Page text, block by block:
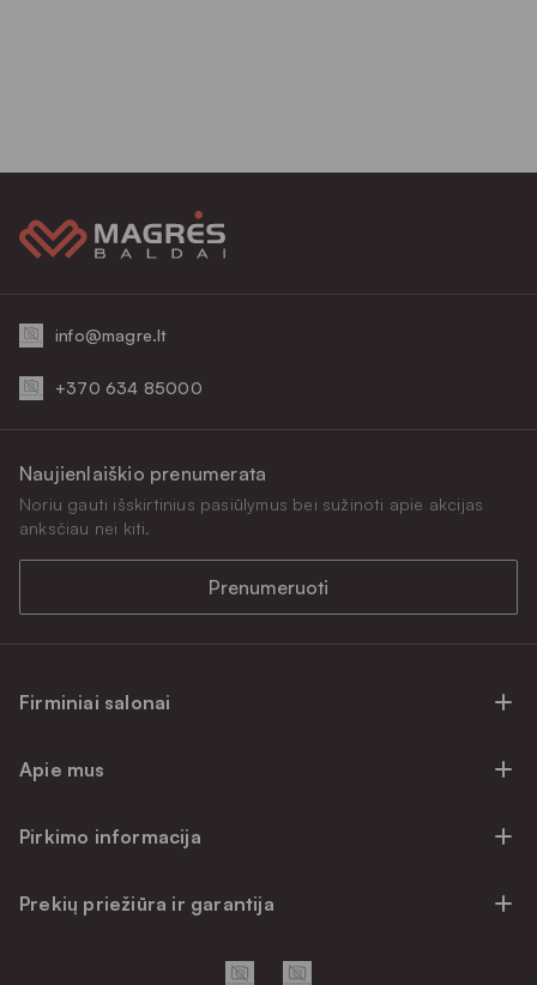
info@magre.lt
+370 634 85000
Firminiai salonai
Firminiai salonai Klaipėdoje
Prekių atsiėmimo punktai
Apie mus
Atsiliepimai
Pirkimo informacija
Pirkimo sąlygos
Prekių priežiūra ir garantija
Naujienlaiškio prenumerata
Noriu gauti išskirtinius pasiūlymus bei sužinoti apie akcijas
anksčiau nei kiti.
Prenumeruoti